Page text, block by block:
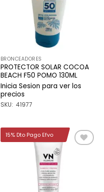
BRONCEADORES
PROTECTOR SOLAR COCOA
BEACH F50 POMO 130ML
Inicia Sesion para ver los
precios
SKU: 41977
15% Dto Pago Efvo